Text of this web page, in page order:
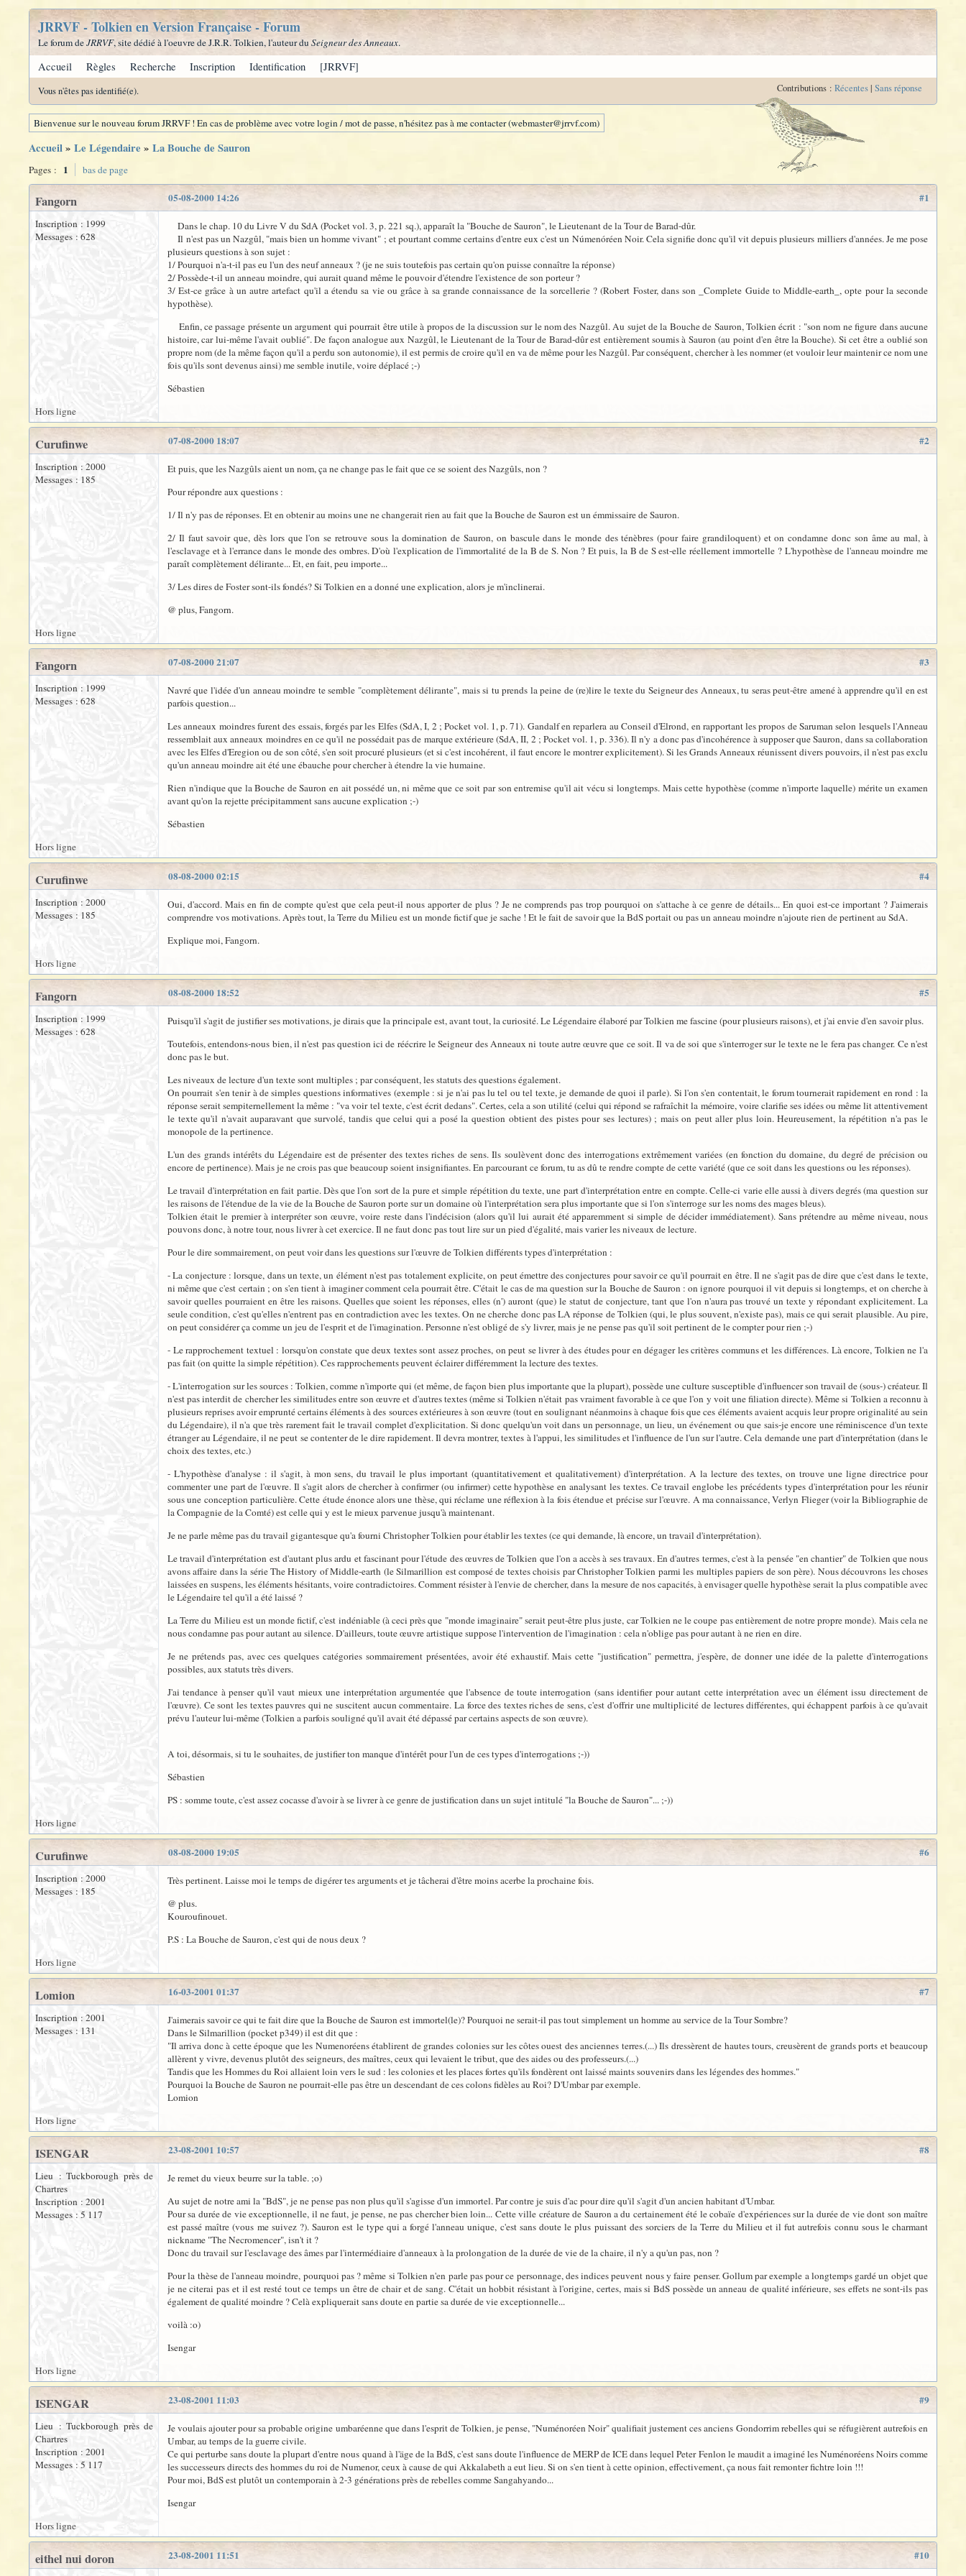
JRRVF - Tolkien en Version Française - Forum
Le forum deJRRVF, site dédié à l'oeuvre de J.R.R. Tolkien, l'auteur du Seigneur des Anneaux.
Accueil Règles Recherche Inscription Identification [JRRVF]
Vous n'êtes pas identifié(e). Contributions : Récentes| Sans réponse
Bienvenue sur le nouveau forum JRRVF ! En cas de problème avec votre login / mot de passe, n'hésitez pas à me contacter (webmaster@jrrvf.com)
Accueil» Le Légendaire » La Bouche de Sauron
Pages : 1 bas de page
#1
05-08-2000 14:26
Fangorn
Inscription : 1999
Messages : 628
Dans le chap. 10 du Livre V du SdA (Pocket vol. 3, p. 221 sq.), apparaît la "Bouche de Sauron", le Lieutenant de la Tour de Barad-dûr.
Il n'est pas un Nazgûl, "mais bien un homme vivant" ; et pourtant comme certains d'entre eux c'est un Númenóréen Noir. Cela signifie donc qu'il vit depuis plusieurs milliers d'années. Je me pose
plusieurs questions à son sujet :
1/ Pourquoi n'a-t-il pas eu l'un des neuf anneaux ? (je ne suis toutefois pas certain qu'on puisse connaître la réponse)
2/ Possède-t-il un anneau moindre, qui aurait quand même le pouvoir d'étendre l'existence de son porteur ?
3/ Est-ce grâce à un autre artefact qu'il a étendu sa vie ou grâce à sa grande connaissance de la sorcellerie ? (Robert Foster, dans son _Complete Guide to Middle-earth_, opte pour la seconde
hypothèse).
Enfin, ce passage présente un argument qui pourrait être utile à propos de la discussion sur le nom des Nazgûl. Au sujet de la Bouche de Sauron, Tolkien écrit : "son nom ne figure dans aucune
histoire, car lui-même l'avait oublié". De façon analogue aux Nazgûl, le Lieutenant de la Tour de Barad-dûr est entièrement soumis à Sauron (au point d'en être la Bouche). Si cet être a oublié son
propre nom (de la même façon qu'il a perdu son autonomie), il est permis de croire qu'il en va de même pour les Nazgûl. Par conséquent, chercher à les nommer (et vouloir leur maintenir ce nom une
fois qu'ils sont devenus ainsi) me semble inutile, voire déplacé ;-)
Sébastien
Hors ligne
#2
07-08-2000 18:07
Curufinwe
Inscription : 2000
Messages : 185
Et puis, que les Nazgûls aient un nom, ça ne change pas le fait que ce se soient des Nazgûls, non ?
Pour répondre aux questions :
1/ Il n'y pas de réponses. Et en obtenir au moins une ne changerait rien au fait que la Bouche de Sauron est un émmissaire de Sauron.
2/ Il faut savoir que, dès lors que l'on se retrouve sous la domination de Sauron, on bascule dans le monde des ténèbres (pour faire grandiloquent) et on condamne donc son âme au mal, à
l'esclavage et à l'errance dans le monde des ombres. D'où l'explication de l'immortalité de la B de S. Non ? Et puis, la B de S est-elle réellement immortelle ? L'hypothèse de l'anneau moindre me
paraît complètement délirante... Et, en fait, peu importe...
3/ Les dires de Foster sont-ils fondés? Si Tolkien en a donné une explication, alors je m'inclinerai.
@ plus, Fangorn.
Hors ligne
#3
07-08-2000 21:07
Fangorn
Inscription : 1999
Messages : 628
Navré que l'idée d'un anneau moindre te semble "complètement délirante", mais si tu prends la peine de (re)lire le texte du Seigneur des Anneaux, tu seras peut-être amené à apprendre qu'il en est
parfois question...
Les anneaux moindres furent des essais, forgés par les Elfes (SdA, I, 2 ; Pocket vol. 1, p. 71). Gandalf en reparlera au Conseil d'Elrond, en rapportant les propos de Saruman selon lesquels l'Anneau
ressemblait aux anneaux moindres en ce qu'il ne possédait pas de marque extérieure (SdA, II, 2 ; Pocket vol. 1, p. 336). Il n'y a donc pas d'incohérence à supposer que Sauron, dans sa collaboration
avec les Elfes d'Eregion ou de son côté, s'en soit procuré plusieurs (et si c'est incohérent, il faut encore le montrer explicitement). Si les Grands Anneaux réunissent divers pouvoirs, il n'est pas exclu
qu'un anneau moindre ait été une ébauche pour chercher à étendre la vie humaine.
Rien n'indique que la Bouche de Sauron en ait possédé un, ni même que ce soit par son entremise qu'il ait vécu si longtemps. Mais cette hypothèse (comme n'importe laquelle) mérite un examen
avant qu'on la rejette précipitamment sans aucune explication ;-)
Sébastien
Hors ligne
#4
08-08-2000 02:15
Curufinwe
Inscription : 2000
Messages : 185
Oui, d'accord. Mais en fin de compte qu'est que cela peut-il nous apporter de plus ? Je ne comprends pas trop pourquoi on s'attache à ce genre de détails... En quoi est-ce important ? J'aimerais
comprendre vos motivations. Après tout, la Terre du Milieu est un monde fictif que je sache ! Et le fait de savoir que la BdS portait ou pas un anneau moindre n'ajoute rien de pertinent au SdA.
Explique moi, Fangorn.
Hors ligne
#5
08-08-2000 18:52
Fangorn
Inscription : 1999
Messages : 628
Puisqu'il s'agit de justifier ses motivations, je dirais que la principale est, avant tout, la curiosité. Le Légendaire élaboré par Tolkien me fascine (pour plusieurs raisons), et j'ai envie d'en savoir plus.
Toutefois, entendons-nous bien, il n'est pas question ici de réécrire le Seigneur des Anneaux ni toute autre œuvre que ce soit. Il va de soi que s'interroger sur le texte ne le fera pas changer. Ce n'est
donc pas le but.
Les niveaux de lecture d'un texte sont multiples ; par conséquent, les statuts des questions également.
On pourrait s'en tenir à de simples questions informatives (exemple : si je n'ai pas lu tel ou tel texte, je demande de quoi il parle). Si l'on s'en contentait, le forum tournerait rapidement en rond : la
réponse serait sempiternellement la même : "va voir tel texte, c'est écrit dedans". Certes, cela a son utilité (celui qui répond se rafraîchit la mémoire, voire clarifie ses idées ou même lit attentivement
le texte qu'il n'avait auparavant que survolé, tandis que celui qui a posé la question obtient des pistes pour ses lectures) ; mais on peut aller plus loin. Heureusement, la répétition n'a pas le
monopole de la pertinence.
L'un des grands intérêts du Légendaire est de présenter des textes riches de sens. Ils soulèvent donc des interrogations extrêmement variées (en fonction du domaine, du degré de précision ou
encore de pertinence). Mais je ne crois pas que beaucoup soient insignifiantes. En parcourant ce forum, tu as dû te rendre compte de cette variété (que ce soit dans les questions ou les réponses).
Le travail d'interprétation en fait partie. Dès que l'on sort de la pure et simple répétition du texte, une part d'interprétation entre en compte. Celle-ci varie elle aussi à divers degrés (ma question sur
les raisons de l'étendue de la vie de la Bouche de Sauron porte sur un domaine où l'interprétation sera plus importante que si l'on s'interroge sur les noms des mages bleus).
Tolkien était le premier à interpréter son œuvre, voire reste dans l'indécision (alors qu'il lui aurait été apparemment si simple de décider immédiatement). Sans prétendre au même niveau, nous
pouvons donc, à notre tour, nous livrer à cet exercice. Il ne faut donc pas tout lire sur un pied d'égalité, mais varier les niveaux de lecture.
Pour le dire sommairement, on peut voir dans les questions sur l'œuvre de Tolkien différents types d'interprétation :
- La conjecture : lorsque, dans un texte, un élément n'est pas totalement explicite, on peut émettre des conjectures pour savoir ce qu'il pourrait en être. Il ne s'agit pas de dire que c'est dans le texte,
ni même que c'est certain ; on s'en tient à imaginer comment cela pourrait être. C'était le cas de ma question sur la Bouche de Sauron : on ignore pourquoi il vit depuis si longtemps, et on cherche à
savoir quelles pourraient en être les raisons. Quelles que soient les réponses, elles (n') auront (que) le statut de conjecture, tant que l'on n'aura pas trouvé un texte y répondant explicitement. La
seule condition, c'est qu'elles n'entrent pas en contradiction avec les textes. On ne cherche donc pas LA réponse de Tolkien (qui, le plus souvent, n'existe pas), mais ce qui serait plausible. Au pire,
on peut considérer ça comme un jeu de l'esprit et de l'imagination. Personne n'est obligé de s'y livrer, mais je ne pense pas qu'il soit pertinent de le compter pour rien ;-)
- Le rapprochement textuel : lorsqu'on constate que deux textes sont assez proches, on peut se livrer à des études pour en dégager les critères communs et les différences. Là encore, Tolkien ne l'a
pas fait (on quitte la simple répétition). Ces rapprochements peuvent éclairer différemment la lecture des textes.
- L'interrogation sur les sources : Tolkien, comme n'importe qui (et même, de façon bien plus importante que la plupart), possède une culture susceptible d'influencer son travail de (sous-) créateur. Il
n'est pas interdit de chercher les similitudes entre son œuvre et d'autres textes (même si Tolkien n'était pas vraiment favorable à ce que l'on y voit une filiation directe). Même si Tolkien a reconnu à
plusieurs reprises avoir emprunté certains éléments à des sources extérieures à son œuvre (tout en soulignant néanmoins à chaque fois que ces éléments avaient acquis leur propre originalité au sein
du Légendaire), il n'a que très rarement fait le travail complet d'explicitation. Si donc quelqu'un voit dans un personnage, un lieu, un événement ou que sais-je encore une réminiscence d'un texte
étranger au Légendaire, il ne peut se contenter de le dire rapidement. Il devra montrer, textes à l'appui, les similitudes et l'influence de l'un sur l'autre. Cela demande une part d'interprétation (dans le
choix des textes, etc.)
- L'hypothèse d'analyse : il s'agit, à mon sens, du travail le plus important (quantitativement et qualitativement) d'interprétation. A la lecture des textes, on trouve une ligne directrice pour
commenter une part de l'œuvre. Il s'agit alors de chercher à confirmer (ou infirmer) cette hypothèse en analysant les textes. Ce travail englobe les précédents types d'interprétation pour les réunir
sous une conception particulière. Cette étude énonce alors une thèse, qui réclame une réflexion à la fois étendue et précise sur l'œuvre. A ma connaissance, Verlyn Flieger (voir la Bibliographie de
la Compagnie de la Comté) est celle qui y est le mieux parvenue jusqu'à maintenant.
Je ne parle même pas du travail gigantesque qu'a fourni Christopher Tolkien pour établir les textes (ce qui demande, là encore, un travail d'interprétation).
Le travail d'interprétation est d'autant plus ardu et fascinant pour l'étude des œuvres de Tolkien que l'on a accès à ses travaux. En d'autres termes, c'est à la pensée "en chantier" de Tolkien que nous
avons affaire dans la série The History of Middle-earth (le Silmarillion est composé de textes choisis par Christopher Tolkien parmi les multiples papiers de son père). Nous découvrons les choses
laissées en suspens, les éléments hésitants, voire contradictoires. Comment résister à l'envie de chercher, dans la mesure de nos capacités, à envisager quelle hypothèse serait la plus compatible avec
le Légendaire tel qu'il a été laissé ?
La Terre du Milieu est un monde fictif, c'est indéniable (à ceci près que "monde imaginaire" serait peut-être plus juste, car Tolkien ne le coupe pas entièrement de notre propre monde). Mais cela ne
nous condamne pas pour autant au silence. D'ailleurs, toute œuvre artistique suppose l'intervention de l'imagination : cela n'oblige pas pour autant à ne rien en dire.
Je ne prétends pas, avec ces quelques catégories sommairement présentées, avoir été exhaustif. Mais cette "justification" permettra, j'espère, de donner une idée de la palette d'interrogations
possibles, aux statuts très divers.
J'ai tendance à penser qu'il vaut mieux une interprétation argumentée que l'absence de toute interrogation (sans identifier pour autant cette interprétation avec un élément issu directement de
l'œuvre). Ce sont les textes pauvres qui ne suscitent aucun commentaire. La force des textes riches de sens, c'est d'offrir une multiplicité de lectures différentes, qui échappent parfois à ce qu'avait
prévu l'auteur lui-même (Tolkien a parfois souligné qu'il avait été dépassé par certains aspects de son œuvre).
A toi, désormais, si tu le souhaites, de justifier ton manque d'intérêt pour l'un de ces types d'interrogations ;-))
Sébastien
PS : somme toute, c'est assez cocasse d'avoir à se livrer à ce genre de justification dans un sujet intitulé "la Bouche de Sauron"... ;-))
Hors ligne
#6
08-08-2000 19:05
Curufinwe
Inscription : 2000
Messages : 185
Très pertinent. Laisse moi le temps de digérer tes arguments et je tâcherai d'être moins acerbe la prochaine fois.
@ plus.
Kouroufinouet.
P.S : La Bouche de Sauron, c'est qui de nous deux ?
Hors ligne
#7
16-03-2001 01:37
Lomion
Inscription : 2001
Messages : 131
J'aimerais savoir ce qui te fait dire que la Bouche de Sauron est immortel(le)? Pourquoi ne serait-il pas tout simplement un homme au service de la Tour Sombre?
Dans le Silmarillion (pocket p349) il est dit que :
"Il arriva donc à cette époque que les Numenoréens établirent de grandes colonies sur les côtes ouest des anciennes terres.(...) Ils dressèrent de hautes tours, creusèrent de grands ports et beaucoup
allèrent y vivre, devenus plutôt des seigneurs, des maîtres, ceux qui levaient le tribut, que des aides ou des professeurs.(...)
Tandis que les Hommes du Roi allaient loin vers le sud : les colonies et les places fortes qu'ils fondèrent ont laissé maints souvenirs dans les légendes des hommes."
Pourquoi la Bouche de Sauron ne pourrait-elle pas être un descendant de ces colons fidèles au Roi? D'Umbar par exemple.
Lomion
Hors ligne
#8
23-08-2001 10:57
ISENGAR
Lieu : Tuckborough près de
Chartres
Inscription : 2001
Messages : 5 117
Je remet du vieux beurre sur la table. ;o)
Au sujet de notre ami la "BdS", je ne pense pas non plus qu'il s'agisse d'un immortel. Par contre je suis d'ac pour dire qu'il s'agit d'un ancien habitant d'Umbar.
Pour sa durée de vie exceptionnelle, il ne faut, je pense, ne pas chercher bien loin... Cette ville créature de Sauron a du certainement été le cobaïe d'expériences sur la durée de vie dont son maître
est passé maître (vous me suivez ?). Sauron est le type qui a forgé l'anneau unique, c'est sans doute le plus puissant des sorciers de la Terre du Milieu et il fut autrefois connu sous le charmant
nickname "The Necromencer", isn't it ?
Donc du travail sur l'esclavage des âmes par l'intermédiaire d'anneaux à la prolongation de la durée de vie de la chaire, il n'y a qu'un pas, non ?
Pour la thèse de l'anneau moindre, pourquoi pas ? même si Tolkien n'en parle pas pour ce personnage, des indices peuvent nous y faire penser. Gollum par exemple a longtemps gardé un objet que
je ne citerai pas et il est resté tout ce temps un être de chair et de sang. C'était un hobbit résistant à l'origine, certes, mais si BdS possède un anneau de qualité inférieure, ses effets ne sont-ils pas
également de qualité moindre ? Celà expliquerait sans doute en partie sa durée de vie exceptionnelle...
voilà :o)
Isengar
Hors ligne
#9
23-08-2001 11:03
ISENGAR
Lieu : Tuckborough près de
Chartres
Inscription : 2001
Messages : 5 117
Je voulais ajouter pour sa probable origine umbaréenne que dans l'esprit de Tolkien, je pense, "Numénoréen Noir" qualifiait justement ces anciens Gondorrim rebelles qui se réfugièrent autrefois en
Umbar, au temps de la guerre civile.
Ce qui perturbe sans doute la plupart d'entre nous quand à l'äge de la BdS, c'est sans doute l'influence de MERP de ICE dans lequel Peter Fenlon le maudit a imaginé les Numénoréens Noirs comme
les successeurs directs des hommes du roi de Numenor, ceux à cause de qui Akkalabeth a eut lieu. Si on s'en tient à cette opinion, effectivement, ça nous fait remonter fichtre loin !!!
Pour moi, BdS est plutôt un contemporain à 2-3 générations près de rebelles comme Sangahyando...
Isengar
Hors ligne
#10
23-08-2001 11:51
eithel nui doron